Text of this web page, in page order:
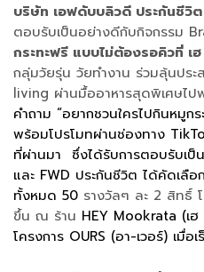
บริษัท เอฟดับบลิวดี ประกันชีวิ
ตอบรับเป็นอย่างดีกับกิจกรรม
กระทะฟรี แบบไม่ต้องรอคิวที่ เฮ
กลุ่มวัยรุ่น วัยทำงาน ร่วมลุ้นปร
living ผ่านมื้ออาหารสุดพิเศษไ
คำถาม “อยากชวนใครไปกินหมูกร
พร้อมโปรโมทผ่านช่องทาง
ที่ผ่านมา ซึ่งได้รับการตอบรับเป็
และ FWD ประกันชีวิต ได้คัดเลื
ทั้งหมด 50 รางวัลๆ ละ 2 สิทธิ์
ขึ้น ณ ร้าน HEY Mookrata (เ
โครงการ OURS (อา-เวอร์) เมื่อ